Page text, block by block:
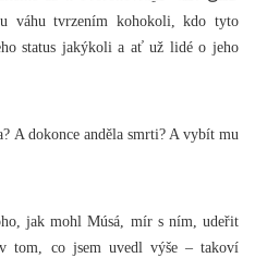
status jakýkoli a ať už lidé o jeho
A dokonce anděla smrti? A vybít mu
jak mohl Músá, mír s ním, udeřit
tom, co jsem uvedl výše – takoví